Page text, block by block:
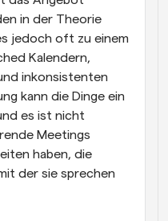
in der Theorie
jedoch oft zu einem
Kalendern,
inkonsistenten
kann die Dinge ein
es ist nicht
Meetings
haben, die
der sie sprechen